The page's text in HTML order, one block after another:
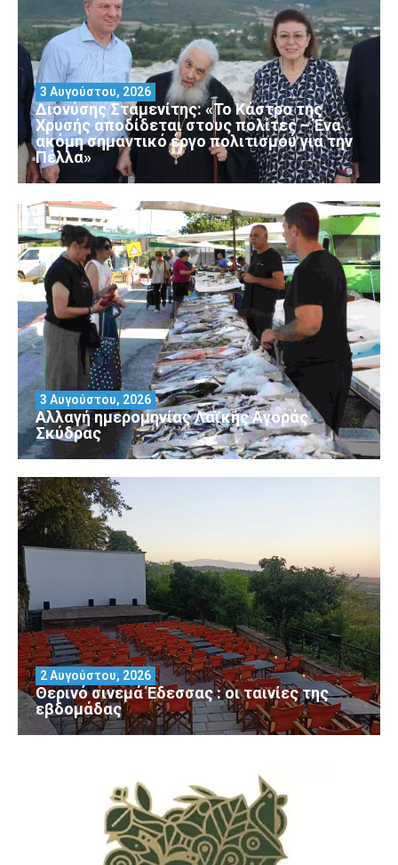
Διονύσης Σταμενίτης: «Το Κάστρο της
Χρυσής αποδίδεται στους πολίτες – Ένα
ακόμη σημαντικό έργο πολιτισμού για την
Πέλλα»
3 Αυγούστου, 2026
Αλλαγή ημερομηνίας Λαϊκής Αγοράς
Σκύδρας
3 Αυγούστου, 2026
Θερινό σινεμά Έδεσσας : οι ταινίες της
εβδομάδας
2 Αυγούστου, 2026